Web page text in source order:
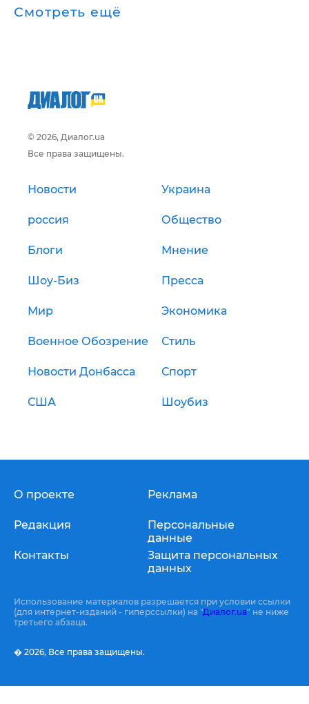
Смотреть ещё
© 2026, Диалог.ua
Все права защищены.
Новости Украина
россия Общество
Блоги Мнение
Шоу-Биз Пресса
Мир Экономика
Военное Обозрение Стиль
Новости Донбасса Спорт
США Шоубиз
О проекте
Редакция
Контакты
Реклама
Персональные
данные
Защита персональных
данных
Использование материалов разрешается при условии ссылки
(для интернет-изданий - гиперссылки) на "Диалог.ua" не ниже
третьего абзаца.
� 2026, Все права защищены.